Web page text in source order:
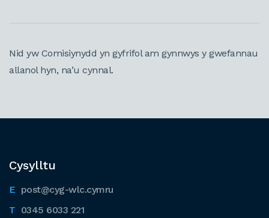
Nid yw Comisiynydd yn gyfrifol am gynnwys y gwefannau
allanol hyn, na’u cynnal.
Cysylltu
post@cyg-wlc.cymru
0345 6033 221